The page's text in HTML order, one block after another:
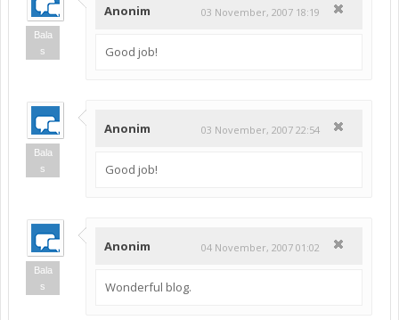
Bala
s
Anonim 03 November, 2007 18:19
Good job!
Bala
s
Anonim 03 November, 2007 22:54
Good job!
Bala
s
Anonim 04 November, 2007 01:02
Wonderful blog.